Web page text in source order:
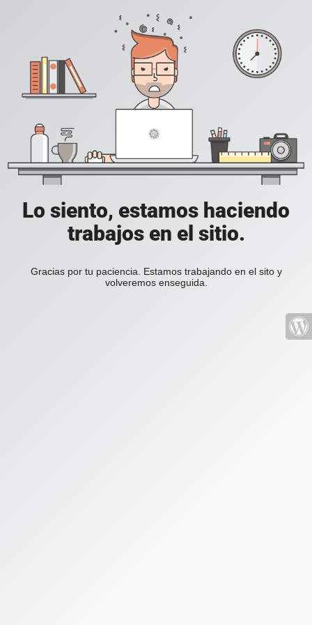
Lo siento, estamos haciendo
trabajos en el sitio.
Gracias por tu paciencia. Estamos trabajando en el sito y
volveremos enseguida.